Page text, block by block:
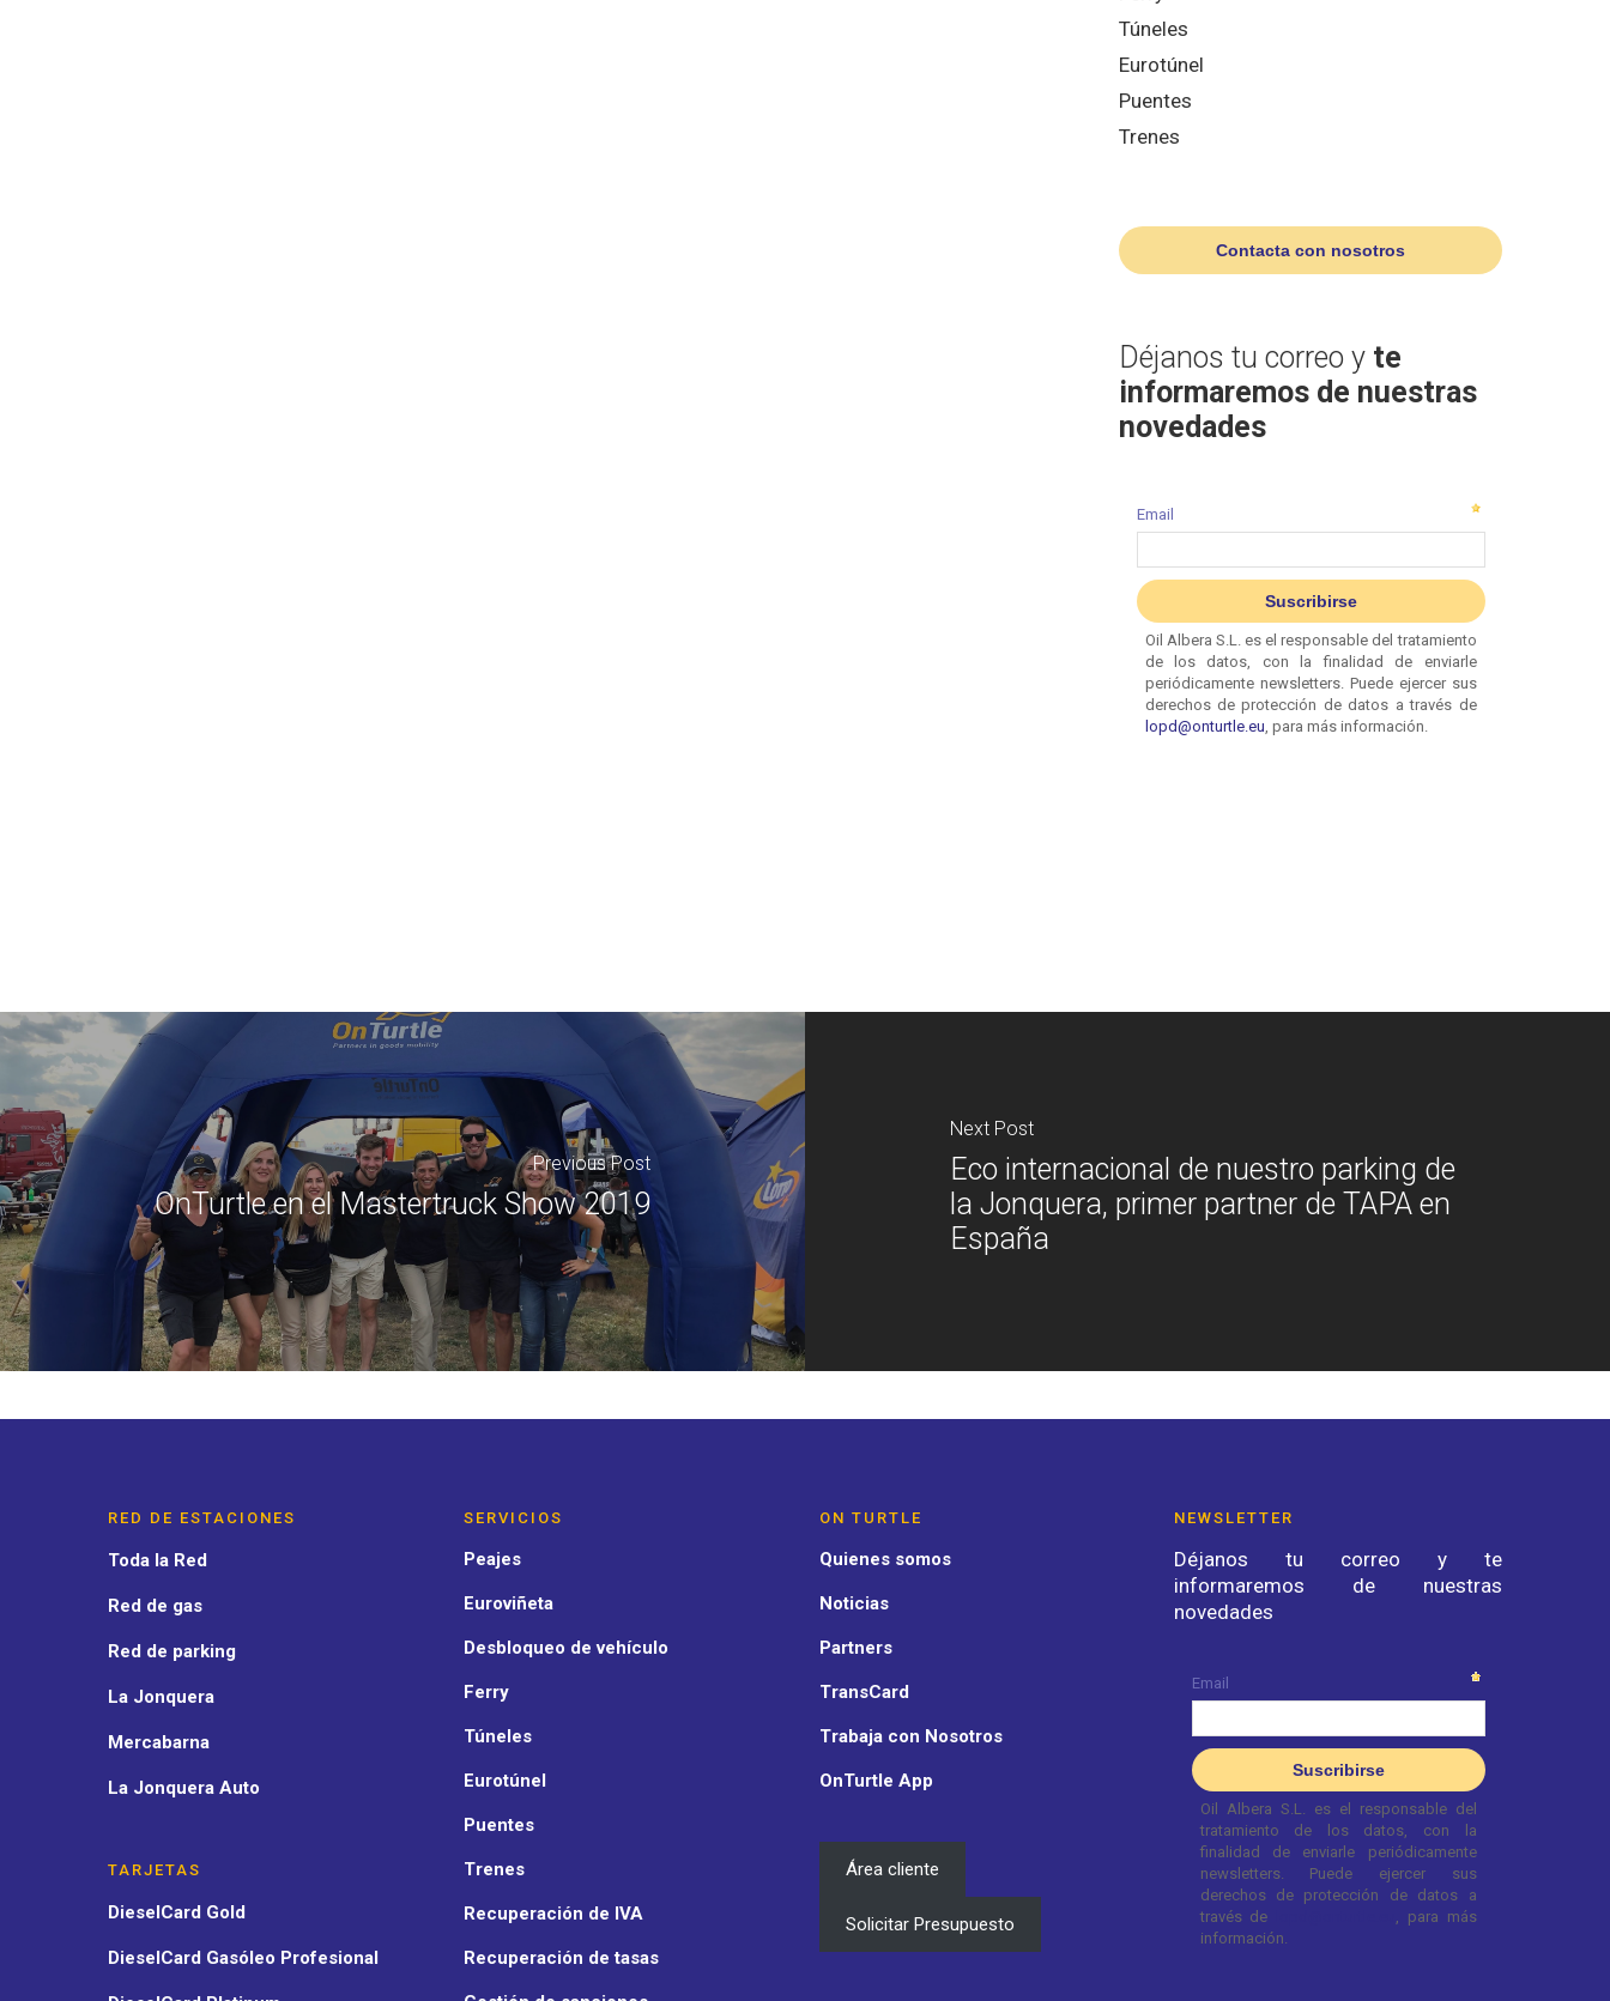
Túneles
Eurotúnel
Puentes
Trenes
Contacta con nosotros
Déjanos tu correo y te
informaremos de nuestras
novedades
Previous Post
OnTurtle en el Mastertruck Show 2019
Next Post
Eco internacional de nuestro parking de
la Jonquera, primer partner de TAPA en
España
RED DE ESTACIONES
Toda la Red
Red de gas
Red de parking
La Jonquera
Mercabarna
La Jonquera Auto
TARJETAS
DieselCard Gold
DieselCard Gasóleo Profesional
SERVICIOS
Peajes
Euroviñeta
Desbloqueo de vehículo
Ferry
Túneles
Eurotúnel
Puentes
Trenes
Recuperación de IVA
Recuperación de tasas
ON TURTLE
Quienes somos
Noticias
Partners
TransCard
Trabaja con Nosotros
OnTurtle App
Área cliente
Solicitar Presupuesto
NEWSLETTER
Déjanos tu correo y te
informaremos de nuestras
novedades